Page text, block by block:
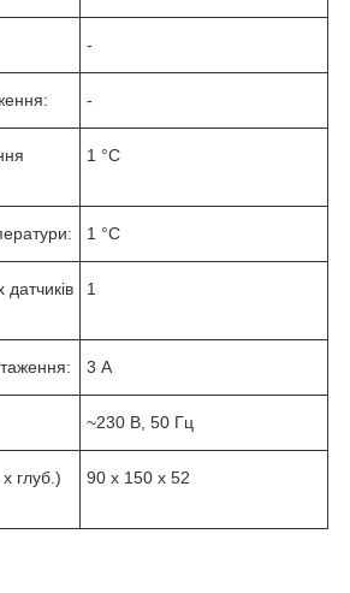
-
-
1 °C
1 °C
датчиків
1
3 А
~230 B, 50 Гц
глуб.)
90 x 150 x 52